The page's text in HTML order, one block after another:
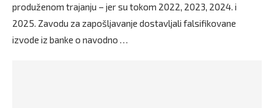
produženom trajanju – jer su tokom 2022, 2023, 2024. i
2025. Zavodu za zapošljavanje dostavljali falsifikovane
izvode iz banke o navodno …